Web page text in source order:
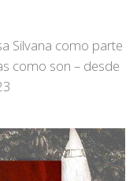
Silvana como parte
como son – desde